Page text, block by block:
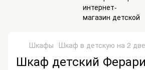
Шкафы Шкаф в детскую на 2
Шкаф детский Ферари